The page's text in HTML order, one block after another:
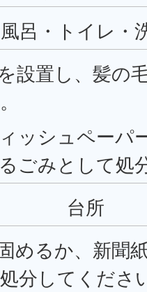
呂・トイレ・
設置し、髪の
ッシュペーパ
ごみとして処
台所
めるか、新聞
分してくださ